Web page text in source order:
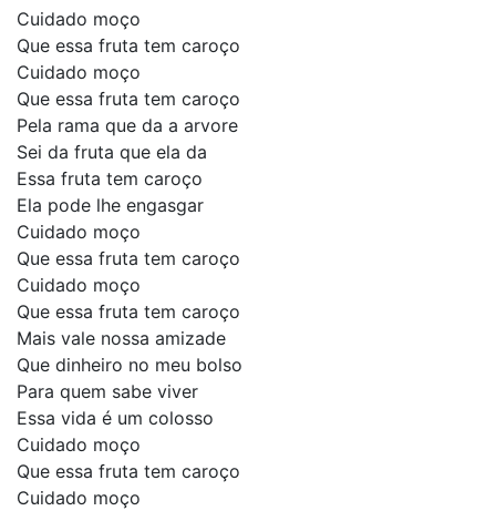
Cuidado moço
Que essa fruta tem caroço
Cuidado moço
Que essa fruta tem caroço
Pela rama que da a arvore
Sei da fruta que ela da
Essa fruta tem caroço
Ela pode lhe engasgar
Cuidado moço
Que essa fruta tem caroço
Cuidado moço
Que essa fruta tem caroço
Mais vale nossa amizade
Que dinheiro no meu bolso
Para quem sabe viver
Essa vida é um colosso
Cuidado moço
Que essa fruta tem caroço
Cuidado moço